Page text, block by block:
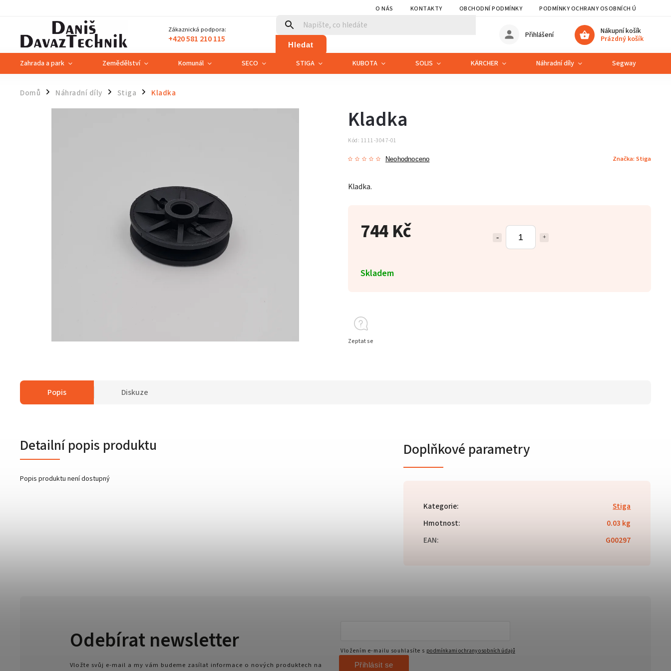
O NÁS KONTAKTY OBCHODNÍ PODMÍNKY PODMÍNKY OCHRANY OSOBNÍCH ÚDAJŮ
Zákaznická podpora:
+420 581 210 115 Hledat
Nákupní košík
Prázdný košík
Přihlášení
Zahrada a park Zemědělství Komunál SECO STIGA KUBOTA SOLIS KÄRCHER Náhradní díly Segway
Domů / Náhradní díly / Stiga / Kladka
744 Kč
Skladem
Kladka
Kód: 1111-3047-01
Neohodnoceno Značka: Stiga
Kladka.
Zeptat se
Popis Diskuze
Detailní popis produktu
Popis produktu není dostupný
Doplňkové parametry
Kategorie:
Stiga
Hmotnost:
0.03 kg
EAN: G00297
Odebírat newsletter
Vložte svůj e-mail a my vám budeme zasílat informace o nových produktech na
Vložením e-mailu souhlasíte s podmínkami ochrany osobních údajů
Přihlásit se